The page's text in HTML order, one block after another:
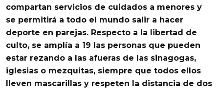
compartan servicios de cuidados a menores y
se permitirá a todo el mundo salir a hacer
deporte en parejas. Respecto a la libertad de
culto, se amplía a 19 las personas que pueden
estar rezando a las afueras de las sinagogas,
iglesias o mezquitas, siempre que todos ellos
lleven mascarillas y respeten la distancia de dos